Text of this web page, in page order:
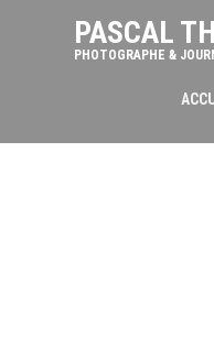
PASCAL
PHOTOGRAPHE &